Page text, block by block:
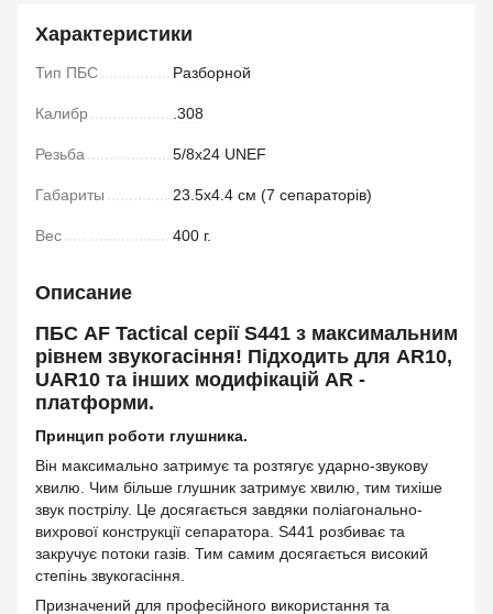
Характеристики
Тип ПБС Разборной
Калибр .308
Резьба 5/8x24 UNEF
Габариты 23.5х4.4 см (7 сепараторів)
Вес 400 г.
Описание
ПБС AF Tactical серії S441 з максимальним
рівнем звукогасіння! Підходить для AR10,
UAR10 та інших модифікацій AR -
платформи.
Принцип роботи глушника.
Він максимально затримує та розтягує ударно-звукову
хвилю. Чим більше глушник затримує хвилю, тим тихіше
звук пострілу. Це досягається завдяки поліагонально-
вихрової конструкції сепаратора. S441 розбиває та
закручує потоки газів. Тим самим досягається високий
степінь звукогасіння.
Призначений для професійного використання та